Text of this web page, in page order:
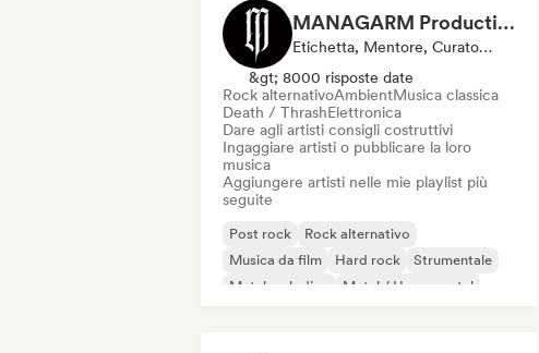
MANAGARM Productions
Etichetta, Mentore, Curatore Di Playlist
&gt; 8000 risposte date
Rock alternativoAmbientMusica classica
Death / ThrashElettronica
Dare agli artisti consigli costruttivi
Ingaggiare artisti o pubblicare la loro
musica
Aggiungere artisti nelle mie playlist più
seguite
Post rock
Rock alternativo
Musica da film
Hard rock
Strumentale
Metal melodico
Metal / Heavy metal